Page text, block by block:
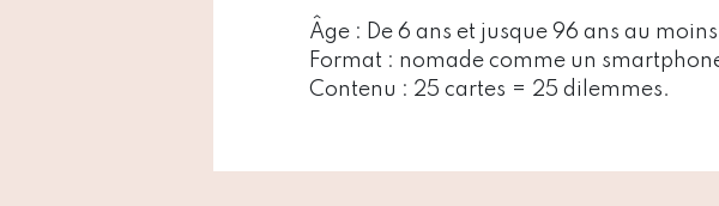
Âge : De 6 ans et jusque 96 ans au moins
Format : nomade comme un
Contenu : 25 cartes = 25 dilemmes.